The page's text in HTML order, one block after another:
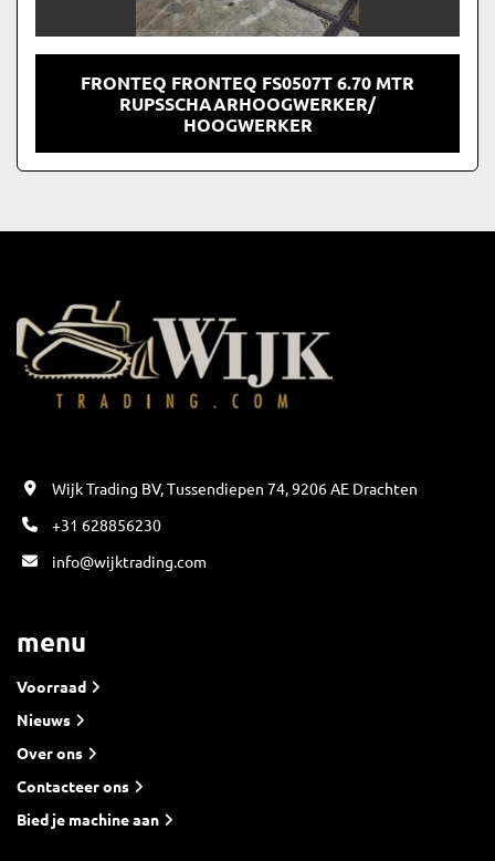
FRONTEQ FRONTEQ FS0507T 6.70 MTR
RUPSSCHAARHOOGWERKER/
HOOGWERKER
Wijk Trading BV, Tussendiepen 74, 9206 AE Drachten
+31 628856230
info@wijktrading.com
menu
Voorraad
Nieuws
Over ons
Contacteer ons
Bied je machine aan